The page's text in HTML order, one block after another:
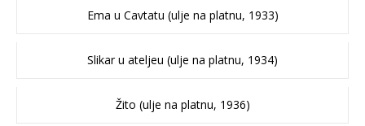
Ema u Cavtatu (ulje na platnu, 1933)
Slikar u ateljeu (ulje na platnu, 1934)
Žito (ulje na platnu, 1936)